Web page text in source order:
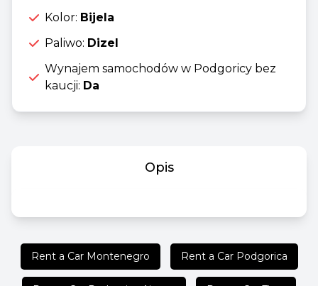
Kolor: Bijela
Paliwo: Dizel
Wynajem samochodów w Podgoricy bez
kaucji: Da
Opis
Rent a Car Montenegro Rent a Car Podgorica